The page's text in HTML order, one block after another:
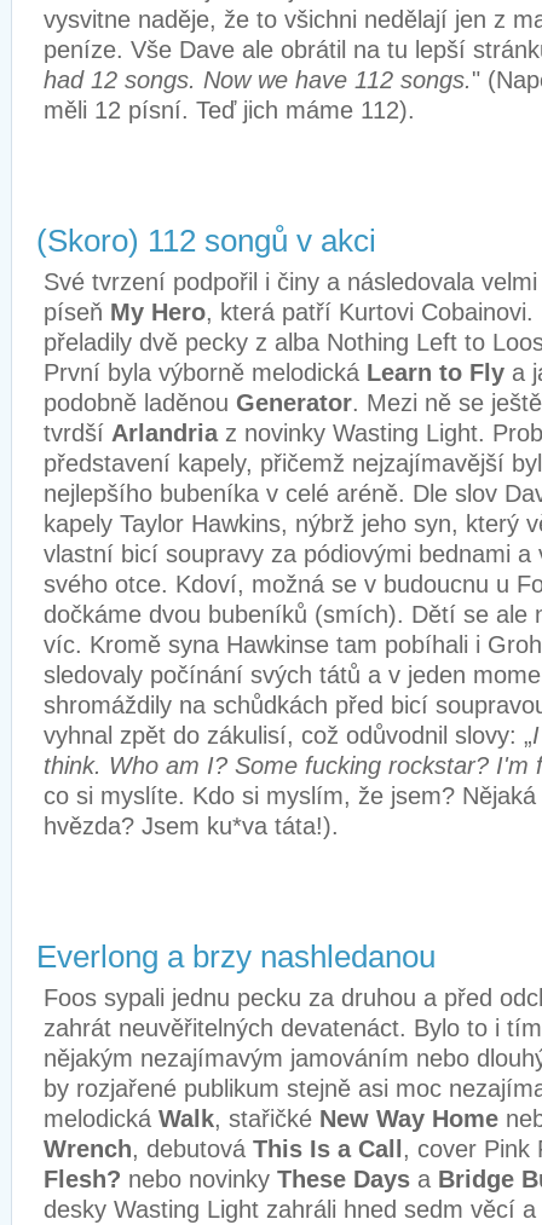
vysvitne naděje, že to všichni nedělají jen z
peníze. Vše Dave ale obrátil na tu lepší
had 12 songs. Now we have 112 songs."
měli 12 písní. Teď jich máme 112).
(Skoro) 112 songů v akci
Své tvrzení podpořil i činy a následovala
píseň My Hero, která patří Kurtovi
přeladily dvě pecky z alba Nothing Left to
První byla výborně melodická Learn to Fly a
podobně laděnou Generator. Mezi ně se
tvrdší Arlandria z novinky Wasting Light.
představení kapely, přičemž nejzajímavější
nejlepšího bubeníka v celé aréně. Dle slov
kapely Taylor Hawkins, nýbrž jeho syn, který
vlastní bicí soupravy za pódiovými bednami a
svého otce. Kdoví, možná se v budoucnu u
dočkáme dvou bubeníků (smích). Dětí se ale
víc. Kromě syna Hawkinse tam pobíhali i
sledovaly počínání svých tátů a v jeden
shromáždily na schůdkách před bicí
vyhnal zpět do zákulisí, což odůvodnil slovy: „
think. Who am I? Some fucking rockstar? I'm
co si myslíte. Kdo si myslím, že jsem?
hvězda? Jsem ku*va táta!).
Everlong a brzy nashledanou
Foos sypali jednu pecku za druhou a před
zahrát neuvěřitelných devatenáct. Bylo to i
nějakým nezajímavým jamováním nebo
by rozjařené publikum stejně asi moc
melodická Walk, stařičké New Way Home
Wrench, debutová This Is a Call , cover Pink
Flesh? nebo novinky These Days a Bridge
desky Wasting Light zahráli hned sedm věcí